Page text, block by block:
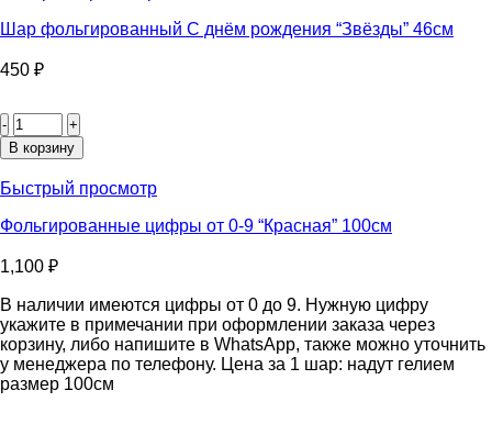
рождения
46см
Шар фольгированный С днём рождения “Звёзды” 46см
450 ₽
товара
Шар
С
рождения
46см
В корзину
Быстрый просмотр
Фольгированные цифры от 0-9 “Красная” 100см
1,100 ₽
В наличии имеются цифры от 0 до 9. Нужную цифру
укажите в примечании при оформлении заказа через
корзину, либо напишите в WhatsApp, также можно уточнить
у менеджера по телефону. Цена за 1 шар: надут гелием
размер 100см